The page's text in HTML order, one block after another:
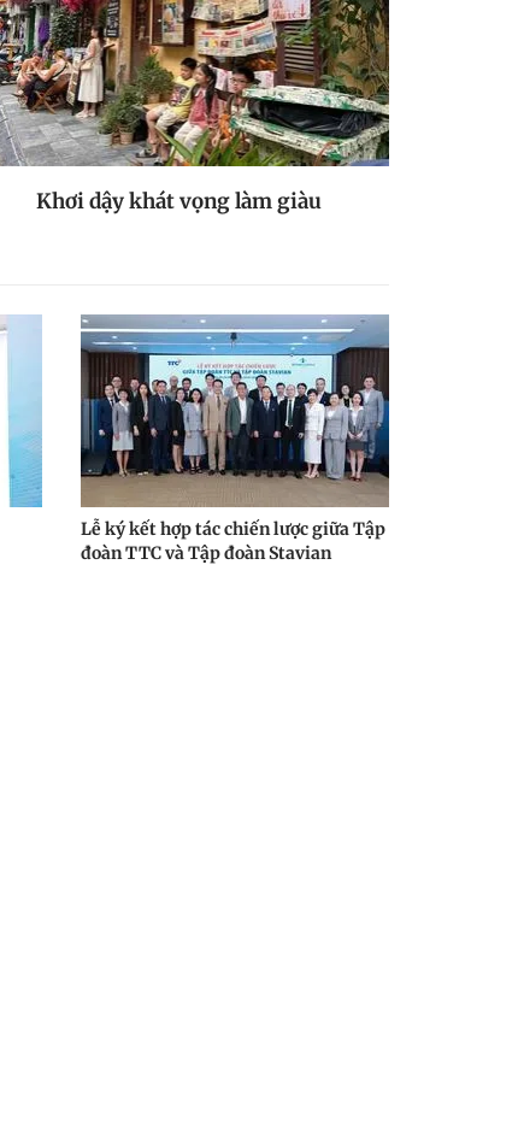
Khơi dậy khát vọng làm giàu
Lễ ký kết hợp tác chiến lược giữa Tập
đoàn TTC và Tập đoàn Stavian